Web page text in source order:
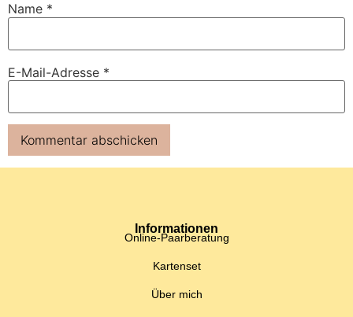
Name *
E-Mail-Adresse *
Informationen
Online-Paarberatung
Kartenset
Über mich